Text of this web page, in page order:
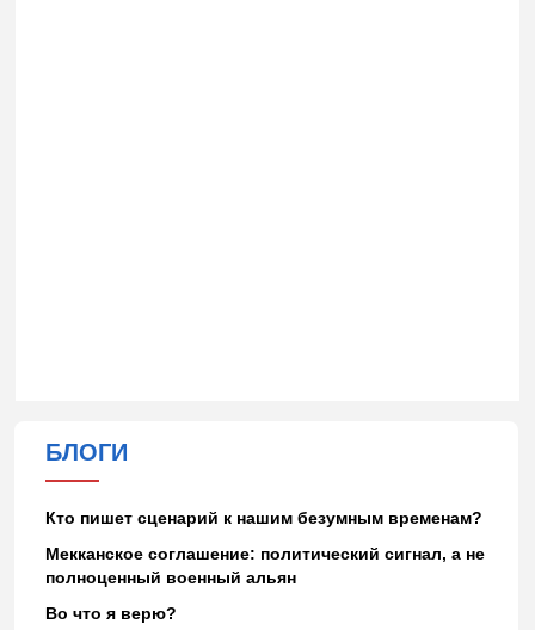
БЛОГИ
Кто пишет сценарий к нашим безумным временам?
Мекканское соглашение: политический сигнал, а не
полноценный военный альян
Во что я верю?